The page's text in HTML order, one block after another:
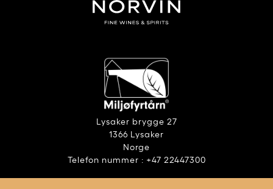
Lysaker brygge 27
1366 Lysaker
Norge
Telefon nummer : +47 22447300